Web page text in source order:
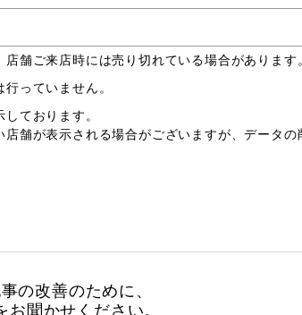
舗ご来店時には売り切れている場合があります。
っていません。
ております。
舗が表示される場合がございますが、データの
の改善のために、
お聞かせください。